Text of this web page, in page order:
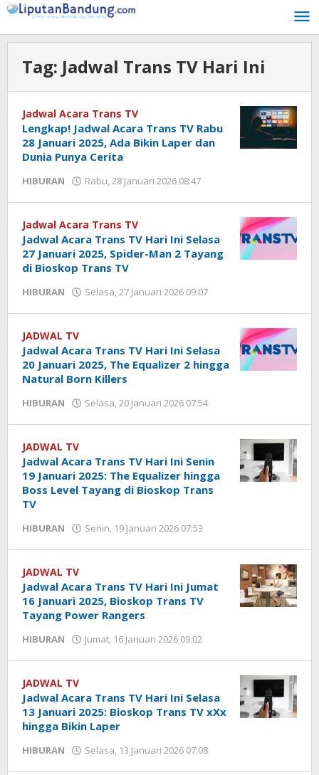
Lewati
konten
Tag: Jadwal Trans TV Hari Ini
Jadwal Acara Trans TV
Lengkap! Jadwal Acara Trans TV Rabu
28 Januari 2025, Ada Bikin Laper dan
Dunia Punya Cerita
HIBURAN Rabu, 28 Januari 2026 08:47
Jadwal Acara Trans TV
Jadwal Acara Trans TV Hari Ini Selasa
27 Januari 2025, Spider-Man 2 Tayang
di Bioskop Trans TV
HIBURAN Selasa, 27 Januari 2026 09:07
JADWAL TV
Jadwal Acara Trans TV Hari Ini Selasa
20 Januari 2025, The Equalizer 2 hingga
Natural Born Killers
HIBURAN Selasa, 20 Januari 2026 07:54
JADWAL TV
Jadwal Acara Trans TV Hari Ini Senin
19 Januari 2025: The Equalizer hingga
Boss Level Tayang di Bioskop Trans
TV
HIBURAN Senin, 19 Januari 2026 07:53
JADWAL TV
Jadwal Acara Trans TV Hari Ini Jumat
16 Januari 2025, Bioskop Trans TV
Tayang Power Rangers
HIBURAN Jumat, 16 Januari 2026 09:02
JADWAL TV
Jadwal Acara Trans TV Hari Ini Selasa
13 Januari 2025: Bioskop Trans TV xXx
hingga Bikin Laper
HIBURAN Selasa, 13 Januari 2026 07:08